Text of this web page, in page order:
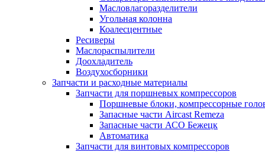
Масловлагоразделители
Угольная колонна
Коалесцентные
Ресиверы
Маслораспылители
Доохладитель
Воздухосборники
Запчасти и расходные материалы
Запчасти для поршневых компрессоров
Поршневые блоки, компрессорные
Запасные части Aircast Remeza
Запасные части АСО Бежецк
Автоматика
Запчасти для винтовых компрессоров